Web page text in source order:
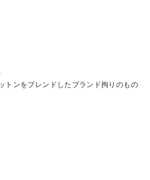
トンをブレンドしたブランド拘りのもの